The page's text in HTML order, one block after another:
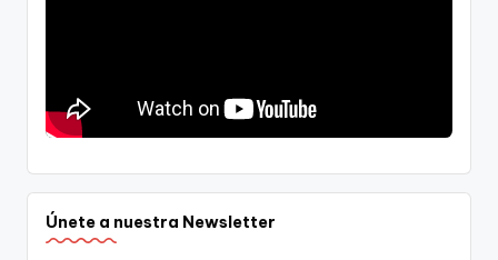
Únete a nuestra Newsletter